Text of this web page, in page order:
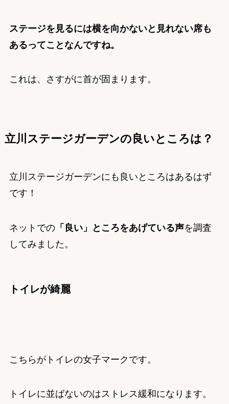
ステージを見るには横を向かないと見れない席も
あるってことなんですね。
これは、さすがに首が固まります。
立川ステージガーデンの良いところは？
立川ステージガーデンにも良いところはあるはず
です！
ネットでの「良い」ところをあげている声を調査
してみました。
トイレが綺麗
こちらがトイレの女子マークです。
トイレに並ばないのはストレス緩和になります。